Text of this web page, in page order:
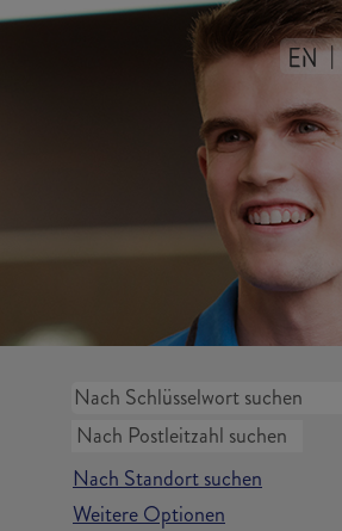
|
Nach Standort suchen
Weitere Optionen